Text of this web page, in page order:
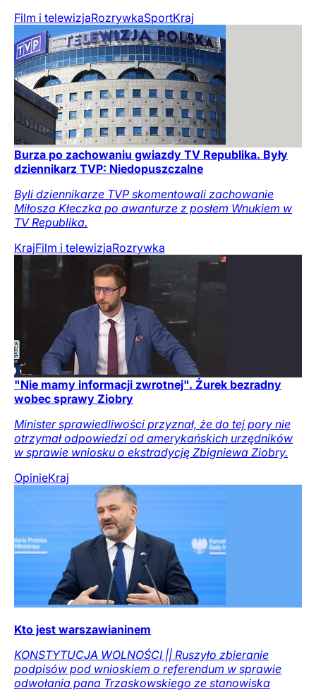
Film i telewizjaRozrywkaSportKraj
Burza po zachowaniu gwiazdy TV Republika. Były
dziennikarz TVP: Niedopuszczalne
Byli dziennikarze TVP skomentowali zachowanie
Miłosza Kłeczka po awanturze z posłem Wnukiem w
TV Republika.
KrajFilm i telewizjaRozrywka
"Nie mamy informacji zwrotnej". Żurek bezradny
wobec sprawy Ziobry
Minister sprawiedliwości przyznał, że do tej pory nie
otrzymał odpowiedzi od amerykańskich urzędników
w sprawie wniosku o ekstradycję Zbigniewa Ziobry.
OpinieKraj
Kto jest warszawianinem
KONSTYTUCJA WOLNOŚCI || Ruszyło zbieranie
podpisów pod wnioskiem o referendum w sprawie
odwołania pana Trzaskowskiego ze stanowiska